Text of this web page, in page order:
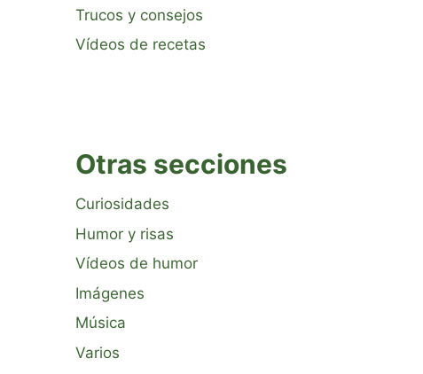
Trucos y consejos
Vídeos de recetas
Otras secciones
Curiosidades
Humor y risas
Vídeos de humor
Imágenes
Música
Varios